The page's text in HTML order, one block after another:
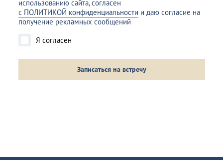
использованию сайта, согласен
с ПОЛИТИКОЙ конфиденциальности и даю согласие на
получение рекламных сообщений
Я согласен